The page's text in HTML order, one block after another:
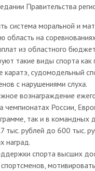
Правительства
система моральной и
область на
из областного
такие виды спорта как
каратэ, судомодельный
с нарушениями слуха.
вознаграждение
чемпионатах России,
так и в командных
тыс. рублей до 600 тыс.
наград.
спорта высших